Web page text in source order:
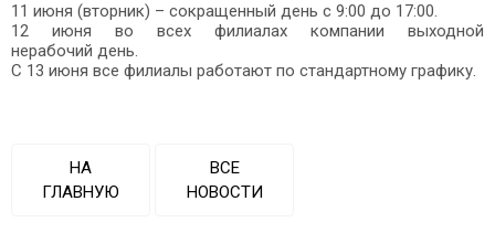
11 июня (вторник) – сокращенный день с 9:00 до 17:00.
12 июня во всех филиалах компании выходной
нерабочий день.
С 13 июня все филиалы работают по стандартному графику.
НА
ГЛАВНУЮ
ВСЕ
НОВОСТИ